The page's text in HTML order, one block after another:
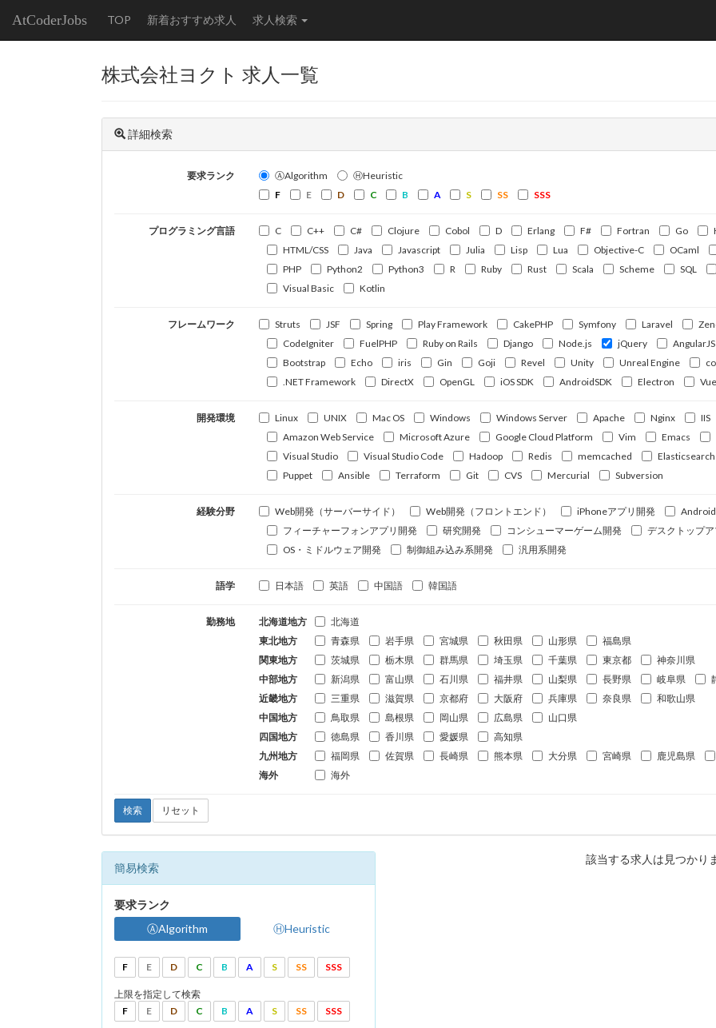
AtCoderJobs TOP 新着おすすめ求人 求人検索
株式会社ヨクト 求人一覧
詳細検索
要求ランク ⒶAlgorithm
ⒽHeuristic
F
E D C B A S SS SSS
プログラミング言語 C C++ C# Clojure Cobol D Erlang F# Fortran Go
HTML/CSS
Java Javascript Julia Lisp Lua Objective-C OCaml
PHP
Python2 Python3 R Ruby Rust Scala Scheme SQL
Visual Basic
Kotlin
フレームワーク Struts JSF Spring Play Framework CakePHP Symfony Laravel
CodeIgniter
FuelPHP Ruby on Rails Django Node.js jQuery AngularJS
Bootstrap
Echo iris Gin Goji Revel Unity Unreal Engine
.NET Framework
DirectX OpenGL iOS SDK AndroidSDK Electron
開発環境 Linux UNIX Mac OS Windows Windows Server Apache Nginx
IIS
Amazon Web Service
Microsoft Azure Google Cloud Platform Vim Emacs
Visual Studio
Visual Studio Code Hadoop Redis memcached Elasticsearch
Puppet
Ansible Terraform Git CVS Mercurial Subversion
経験分野 Web開発（サーバーサイド） Web開発（フロントエンド） iPhoneアプリ開発
フィーチャーフォンアプリ開発
研究開発 コンシューマーゲーム開発
デスクトップ
OS・ミドルウェア開発
制御組み込み系開発 汎用系開発
語学 日本語 英語 中国語 韓国語
勤務地 北海道地方
北海道
東北地方
青森県 岩手県 宮城県 秋田県 山形県
福島県
関東地方
茨城県 栃木県 群馬県 埼玉県 千葉県 東京都
神奈川県
中部地方
新潟県 富山県 石川県 福井県 山梨県 長野県 岐阜県
近畿地方
三重県 滋賀県 京都府 大阪府 兵庫県 奈良県
和歌山県
中国地方
鳥取県 島根県 岡山県 広島県
山口県
四国地方
徳島県 香川県 愛媛県
高知県
九州地方
福岡県 佐賀県 長崎県 熊本県 大分県 宮崎県 鹿児島県
海外
海外
検索 リセット
簡易検索
要求ランク
ⒶAlgorithm
ⒽHeuristic
F E D C B A S SS SSS
上限を指定して検索
F
E D C B A S SS SSS
該当する求人は見つかり